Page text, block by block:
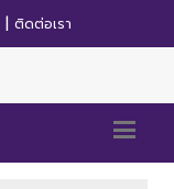
| ติดต่อเรา